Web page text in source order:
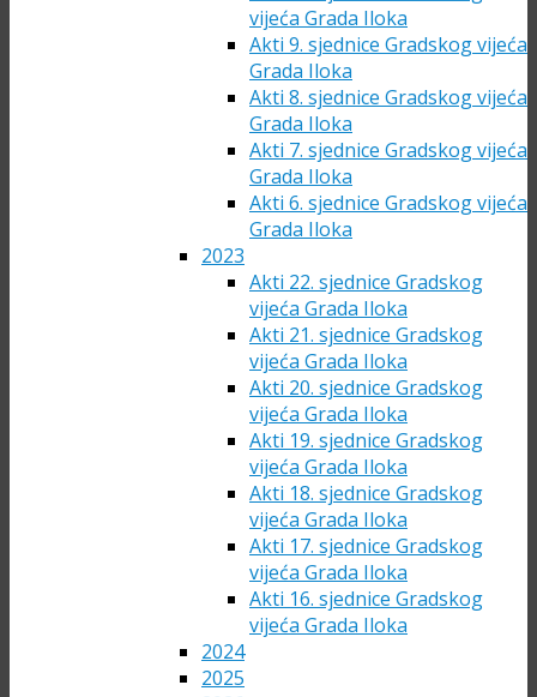
vijeća Grada Iloka
Akti 9. sjednice Gradskog vijeća
Grada Iloka
Akti 8. sjednice Gradskog vijeća
Grada Iloka
Akti 7. sjednice Gradskog vijeća
Grada Iloka
Akti 6. sjednice Gradskog vijeća
Grada Iloka
2023
Akti 22. sjednice Gradskog
vijeća Grada Iloka
Akti 21. sjednice Gradskog
vijeća Grada Iloka
Akti 20. sjednice Gradskog
vijeća Grada Iloka
Akti 19. sjednice Gradskog
vijeća Grada Iloka
Akti 18. sjednice Gradskog
vijeća Grada Iloka
Akti 17. sjednice Gradskog
vijeća Grada Iloka
Akti 16. sjednice Gradskog
vijeća Grada Iloka
2024
2025